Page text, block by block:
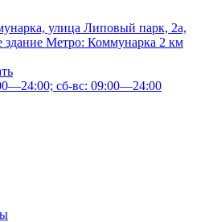
улица Липовый парк, 2а,
здание Метро: Коммунарка 2 км
сб-вс: 09:00—24:00